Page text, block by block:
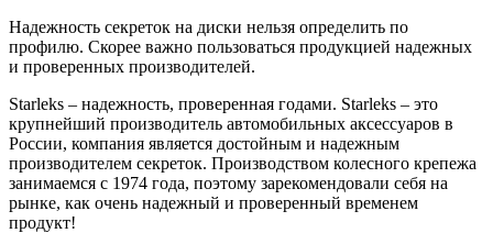
Надежность секреток на диски нельзя определить по
профилю. Скорее важно пользоваться продукцией надежных
и проверенных производителей.
Starleks – надежность, проверенная годами. Starleks – это
крупнейший производитель автомобильных аксессуаров в
России, компания является достойным и надежным
производителем секреток. Производством колесного крепежа
занимаемся с 1974 года, поэтому зарекомендовали себя на
рынке, как очень надежный и проверенный временем
продукт!